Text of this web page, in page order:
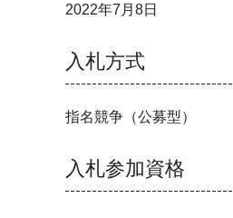
2022年7月8日
入札方式
指名競争（公募型）
入札参加資格